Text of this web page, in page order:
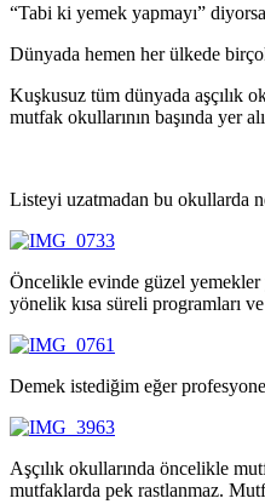
“Tabi ki yemek yapmayı”
Dünyada hemen her ülkede
Kuşkusuz tüm dünyada aşçılık
mutfak okullarının başında yer
Listeyi uzatmadan bu okullarda
Öncelikle evinde güzel yemekler
yönelik kısa süreli programları
Demek istediğim eğer
Aşçılık okullarında öncelikle
mutfaklarda pek rastlanmaz.